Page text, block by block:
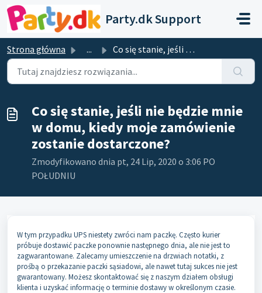
Przejdź do głównej treści
Party.dk Support
Strona główna ... Co się stanie, jeśli nie będzie mnie w domu, kiedy moje z...
Co się stanie, jeśli nie będzie mnie
w domu, kiedy moje zamówienie
zostanie dostarczone?
Zmodyfikowano dnia pt, 24 Lip, 2020 o 3:06 PO
POŁUDNIU
W tym przypadku UPS niestety zwróci nam paczkę. Często kurier
próbuje dostawić paczke ponownie następnego dnia, ale nie jest to
zagwarantowane. Zalecamy umieszczenie na drzwiach notatki, z
prośbą o przekazanie paczki sąsiadowi, ale nawet tutaj sukces nie jest
gwarantowany. Możesz skontaktować się z naszym działem obsługi
klienta i uzyskać informację o terminie dostawy w określonym czasie.